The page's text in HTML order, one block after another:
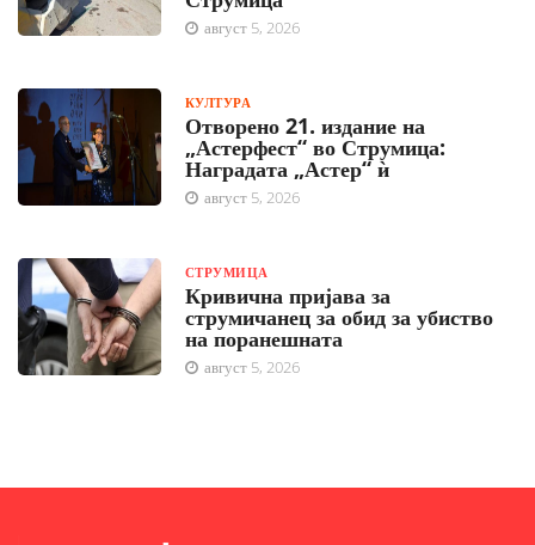
август 5, 2026
КУЛТУРА
Отворено 21. издание на
„Астерфест“ во Струмица:
Наградата „Астер“ ѝ
август 5, 2026
СТРУМИЦА
Кривична пријава за
струмичанец за обид за убиство
на поранешната
август 5, 2026